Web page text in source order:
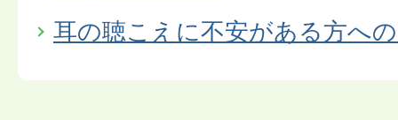
耳の聴こえに不安がある方へ